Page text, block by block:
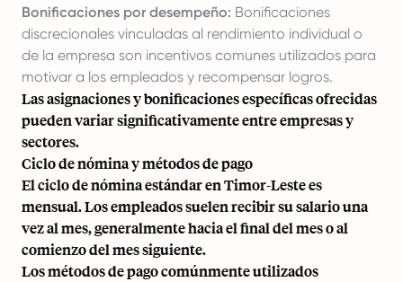
Bonificaciones por desempeño: Bonificaciones
discrecionales vinculadas al rendimiento individual o
de la empresa son incentivos comunes utilizados para
motivar a los empleados y recompensar logros.
Las asignaciones y bonificaciones específicas ofrecidas
pueden variar significativamente entre empresas y
sectores.
Ciclo de nómina y métodos de pago
El ciclo de nómina estándar en Timor-Leste es
mensual. Los empleados suelen recibir su salario una
vez al mes, generalmente hacia el final del mes o al
comienzo del mes siguiente.
Los métodos de pago comúnmente utilizados